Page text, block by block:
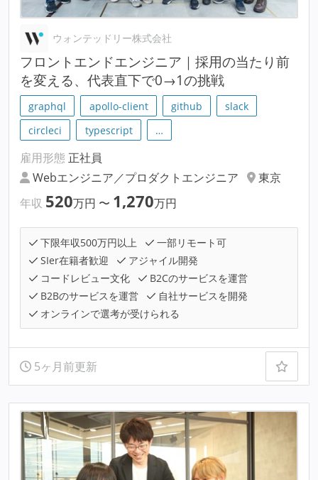
ウォンテッドリー株式会社
フロントエンドエンジニア｜採用の当たり前
を変える、代表直下で0→1の挑戦
graphql apollo-client github
slack
circleci
typescript …
雇用形態 正社員
Webエンジニア／プロダクトエンジニア
東京
年収 520万円 〜 1,270万円
下限年収500万円以上
一部リモート可
SIer在籍者歓迎
アジャイル開発
コードレビュー文化
B2Cのサービスを運営
B2Bのサービスを運営
自社サービスを開発
オンラインで選考が受けられる
5ヶ月前更新